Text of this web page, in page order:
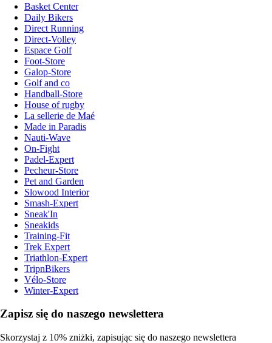
Basket Center
Daily Bikers
Direct Running
Direct-Volley
Espace Golf
Foot-Store
Galop-Store
Golf and co
Handball-Store
House of rugby
La sellerie de Maé
Made in Paradis
Nauti-Wave
On-Fight
Padel-Expert
Pecheur-Store
Pet and Garden
Slowood Interior
Smash-Expert
Sneak'In
Sneakids
Training-Fit
Trek Expert
Triathlon-Expert
TripnBikers
Vélo-Store
Winter-Expert
Zapisz się do naszego newslettera
Skorzystaj z 10% zniżki, zapisując się do naszego newslettera